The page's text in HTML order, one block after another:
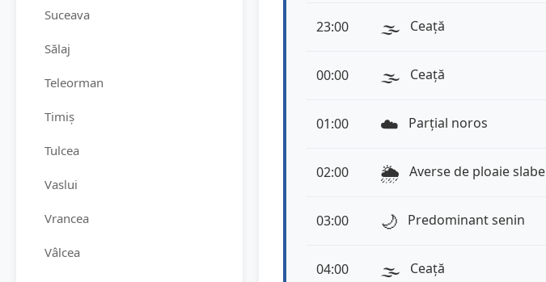
Suceava
Sălaj
Teleorman
Timiș
Tulcea
Vaslui
Vrancea
Vâlcea
23:00 🌫️ Ceață
00:00 🌫️ Ceață
01:00 ☁️ Parțial noros
02:00 🌦️ Averse de ploaie slabe
03:00 🌙 Predominant senin
04:00 🌫️ Ceață